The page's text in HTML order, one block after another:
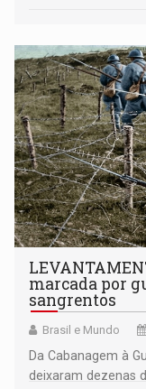
marcada por
sangrentos
Brasil e Mundo
Da Cabanagem à
deixaram dezenas